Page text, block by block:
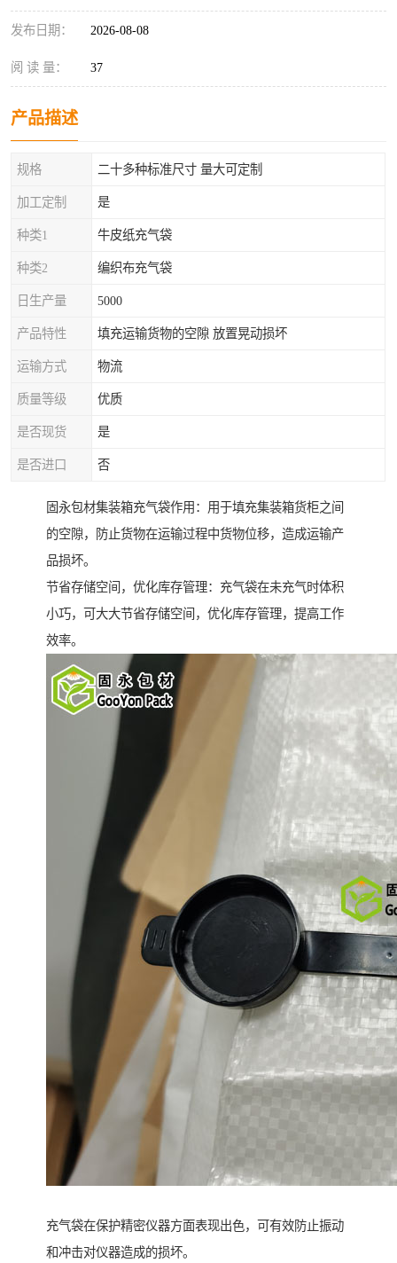
发布日期： 2026-08-08
阅 读 量： 37
产品描述
规格 二十多种标准尺寸 量大可定制
加工定制 是
种类1 牛皮纸充气袋
种类2 编织布充气袋
日生产量 5000
产品特性 填充运输货物的空隙 放置晃动损坏
运输方式 物流
质量等级 优质
是否现货 是
是否进口 否
固永包材集装箱充气袋作用：用于填充集装箱货柜之间
的空隙，防止货物在运输过程中货物位移，造成运输产
品损坏。
节省存储空间，优化库存管理：充气袋在未充气时体积
小巧，可大大节省存储空间，优化库存管理，提高工作
效率。
充气袋在保护精密仪器方面表现出色，可有效防止振动
和冲击对仪器造成的损坏。